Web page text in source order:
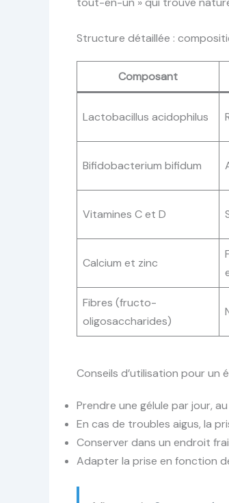
Structure détaillée :
Composant
Lactobacillus acidophilus
Bifidobacterium bifidum
Vitamines C et D
Calcium et zinc
Fibres (fructo-
oligosaccharides)
Conseils d’utilisation pour un
Prendre une gélule par jour,
En cas de troubles aigus, la
Conserver dans un endroit
Adapter la prise en fonction